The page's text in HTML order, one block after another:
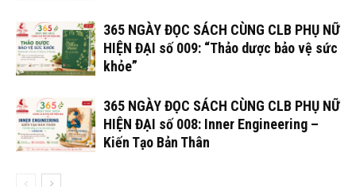
365 NGÀY ĐỌC SÁCH CÙNG CLB PHỤ NỮ
HIỆN ĐẠI số 009: “Thảo dược bảo vệ sức
khỏe”
365 NGÀY ĐỌC SÁCH CÙNG CLB PHỤ NỮ
HIỆN ĐẠI số 008: Inner Engineering –
Kiến Tạo Bản Thân